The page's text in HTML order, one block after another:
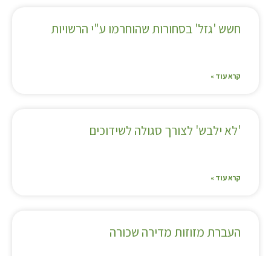
חשש 'גזל' בסחורות שהוחרמו ע"י הרשויות
קרא עוד »
'לא ילבש' לצורך סגולה לשידוכים
קרא עוד »
העברת מזוזות מדירה שכורה